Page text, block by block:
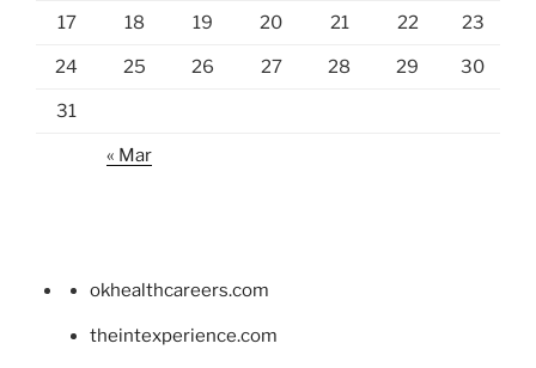
17 18 19 20 21 22 23
24 25 26 27 28 29 30
31
« Mar
okhealthcareers.com
theintexperience.com